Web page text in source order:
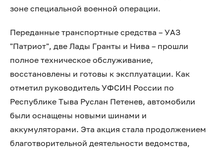
зоне специальной военной операции.
Переданные транспортные средства – УАЗ
"Патриот", две Лады Гранты и Нива – прошли
полное техническое обслуживание,
восстановлены и готовы к эксплуатации. Как
отметил руководитель УФСИН России по
Республике Тыва Руслан Петенев, автомобили
были оснащены новыми шинами и
аккумуляторами. Эта акция стала продолжением
благотворительной деятельности ведомства,